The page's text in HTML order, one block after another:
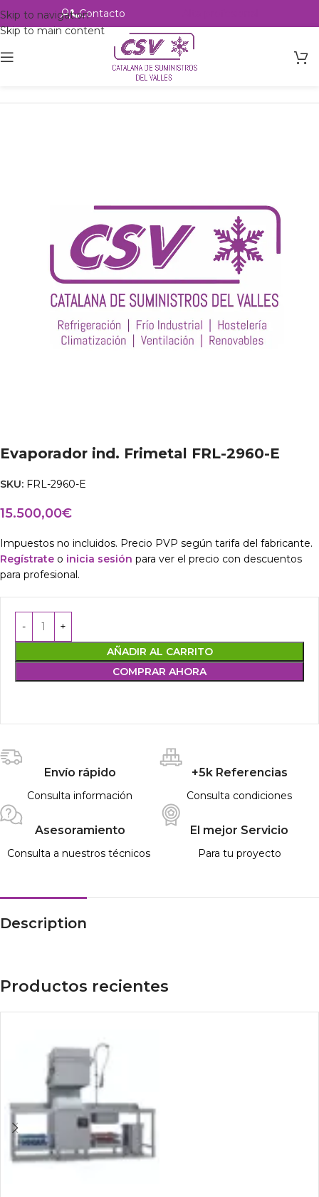
Skip to navigation
Skip to main content
Contacto
Intercambio
Evaporador ind. Frimetal FRL-2960-E
SKU: FRL-2960-E
15.500,00€
Impuestos no incluidos. Precio PVP según tarifa del fabricante.
Regístrate o inicia sesión para ver el precio con descuentos
para profesional.
AÑADIR AL CARRITO
COMPRAR AHORA
Envío rápido
Consulta información
+5k Referencias
Consulta condiciones
Asesoramiento
Consulta a nuestros técnicos
El mejor Servicio
Para tu proyecto
Description
Productos recientes